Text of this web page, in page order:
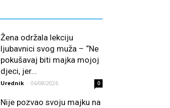
Žena održala lekciju
ljubavnici svog muža – “Ne
pokušavaj biti majka mojoj
djeci, jer...
Urednik - 06/08/2026 0
Nije pozvao svoju majku na